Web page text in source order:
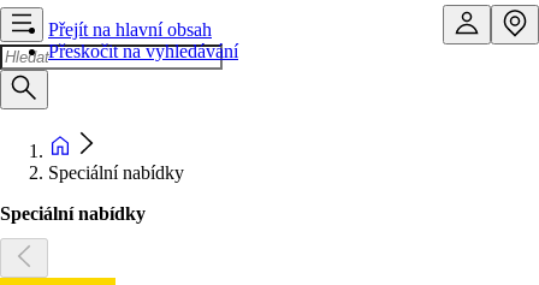
Přejít na hlavní obsah
Přeskočit na vyhledávání
Speciální nabídky
Speciální nabídky